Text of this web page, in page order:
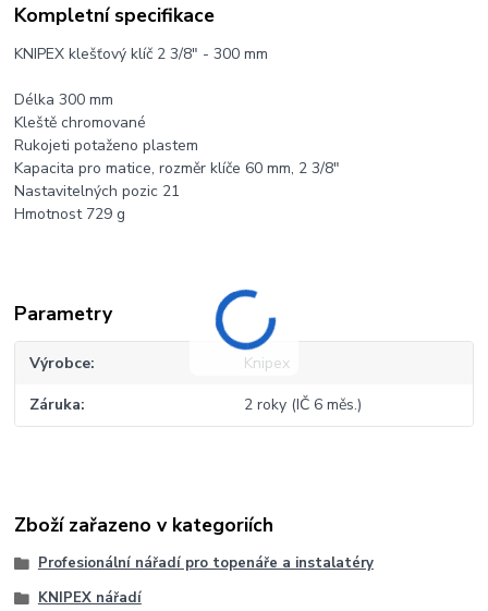
Kompletní specifikace
KNIPEX klešťový klíč 2 3/8" - 300 mm
Délka 300 mm
Kleště chromované
Rukojeti potaženo plastem
Kapacita pro matice, rozměr klíče 60 mm, 2 3/8"
Nastavitelných pozic 21
Hmotnost 729 g
Parametry
Výrobce Knipex
Záruka 2 roky (IČ 6 měs.)
Zboží zařazeno v kategoriích
Profesionální nářadí pro topenáře a instalatéry
KNIPEX nářadí